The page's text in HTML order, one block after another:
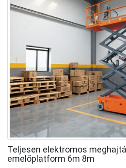
Teljesen elektromos
emelőplatform 6m 8m